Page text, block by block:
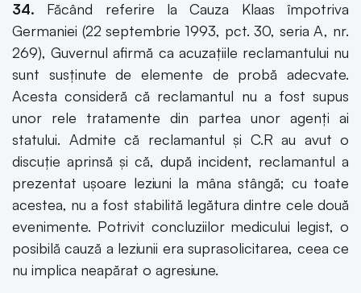
34. Făcând referire la Cauza Klaas împotriva
Germaniei (22 septembrie 1993, pct. 30, seria A, nr.
269), Guvernul afirmă ca acuzaţiile reclamantului nu
sunt susţinute de elemente de probă adecvate.
Acesta consideră că reclamantul nu a fost supus
unor rele tratamente din partea unor agenţi ai
statului. Admite că reclamantul şi C.R au avut o
discuţie aprinsă şi că, după incident, reclamantul a
prezentat uşoare leziuni la mâna stângă; cu toate
acestea, nu a fost stabilită legătura dintre cele două
evenimente. Potrivit concluziilor medicului legist, o
posibilă cauză a leziunii era suprasolicitarea, ceea ce
nu implica neapărat o agresiune.